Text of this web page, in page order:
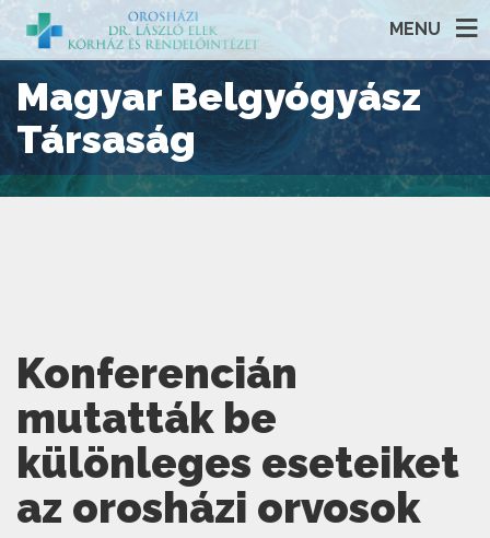
MENU
Magyar Belgyógyász
Társaság
Konferencián
mutatták be
különleges eseteiket
az orosházi orvosok